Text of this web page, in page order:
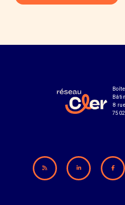
8